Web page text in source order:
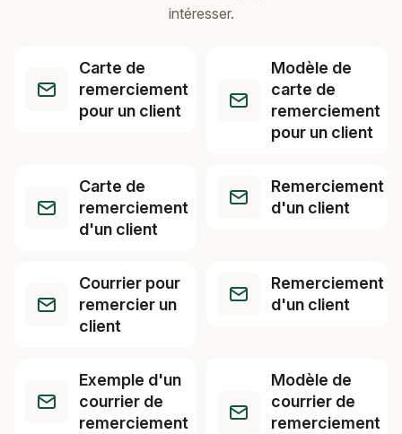
intéresser.
Carte de
remerciement
pour un client
Modèle de
carte de
remerciement
pour un client
Carte de
remerciement
d'un client
Remerciement
d'un client
Courrier pour
remercier un
client
Remerciement
d'un client
Exemple d'un
courrier de
remerciement
Modèle de
courrier de
remerciement